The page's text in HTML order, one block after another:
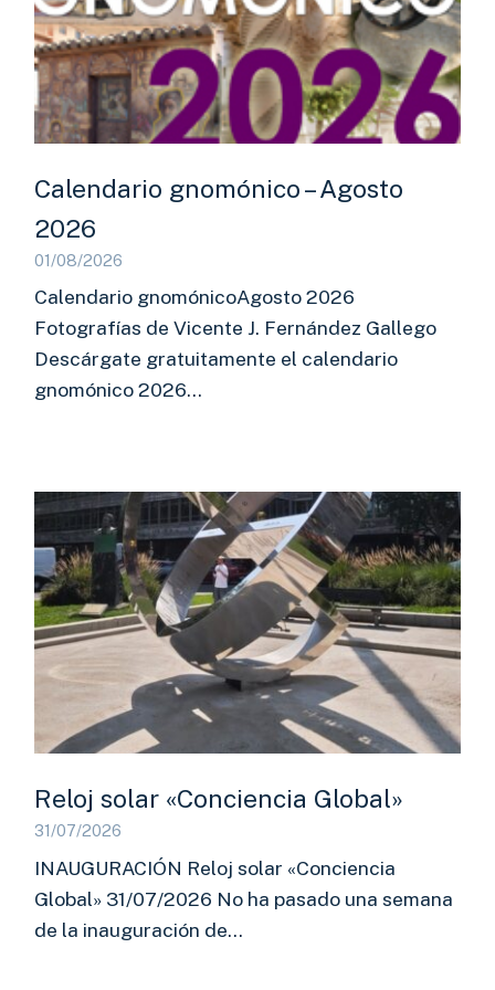
Calendario gnomónico – Agosto
2026
01/08/2026
Calendario gnomónicoAgosto 2026
Fotografías de Vicente J. Fernández Gallego
Descárgate gratuitamente el calendario
gnomónico 2026…
Reloj solar «Conciencia Global»
31/07/2026
INAUGURACIÓN Reloj solar «Conciencia
Global» 31/07/2026 No ha pasado una semana
de la inauguración de…